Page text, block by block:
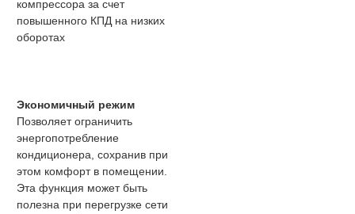
компрессора за счет
повышенного КПД на низких
оборотах
Экономичный режим
Позволяет ограничить
энергопотребление
кондиционера, сохранив при
этом комфорт в помещении.
Эта функция может быть
полезна при перегрузке сети